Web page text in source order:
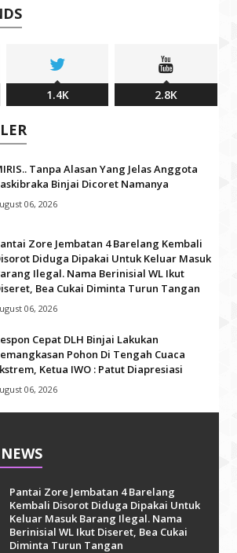
1.4K 2.8K
Tanpa Alasan Yang Jelas Anggota
Binjai Dicoret Namanya
06, 2026
Zore Jembatan 4 Barelang Kembali
Diduga Dipakai Untuk Keluar Masuk
Ilegal. Nama Berinisial WL Ikut
Bea Cukai Diminta Turun Tangan
06, 2026
Cepat DLH Binjai Lakukan
Pohon Di Tengah Cuaca
Ketua IWO : Patut Diapresiasi
06, 2026
Pantai Zore Jembatan 4 Barelang
Kembali Disorot Diduga Dipakai Untuk
Keluar Masuk Barang Ilegal. Nama
Berinisial WL Ikut Diseret, Bea Cukai
Diminta Turun Tangan